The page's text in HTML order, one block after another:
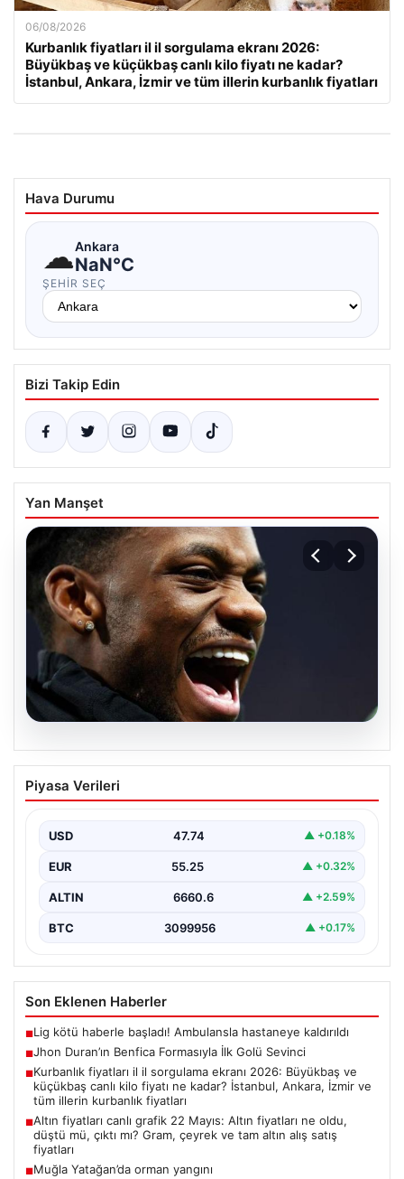
06/08/2026
Kurbanlık fiyatları il il sorgulama ekranı 2026:
Büyükbaş ve küçükbaş canlı kilo fiyatı ne kadar?
İstanbul, Ankara, İzmir ve tüm illerin kurbanlık fiyatları
Hava Durumu
☁Ankara
NaN°C
ŞEHIR SEÇ
Bizi Takip Edin
Yan Manşet
Jhon Duran’ın Benfica Formasıyla İlk
Golü Sevinci
maçında adeta parladı ve taraftarların kalbini…
Piyasa Verileri
USD 47.74 ▲ +0.18%
EUR 55.25 ▲ +0.32%
ALTIN 6660.6 ▲ +2.59%
BTC 3099956 ▲ +0.17%
Son Eklenen Haberler
■Lig kötü haberle başladı! Ambulansla hastaneye kaldırıldı
■Jhon Duran’ın Benfica Formasıyla İlk Golü Sevinci
■Kurbanlık fiyatları il il sorgulama ekranı 2026: Büyükbaş ve
küçükbaş canlı kilo fiyatı ne kadar? İstanbul, Ankara, İzmir ve
tüm illerin kurbanlık fiyatları
■Altın fiyatları canlı grafik 22 Mayıs: Altın fiyatları ne oldu,
düştü mü, çıktı mı? Gram, çeyrek ve tam altın alış satış
fiyatları
■Muğla Yatağan’da orman yangını